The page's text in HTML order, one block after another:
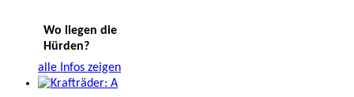
Wo liegen die
Hürden?
alle Infos zeigen